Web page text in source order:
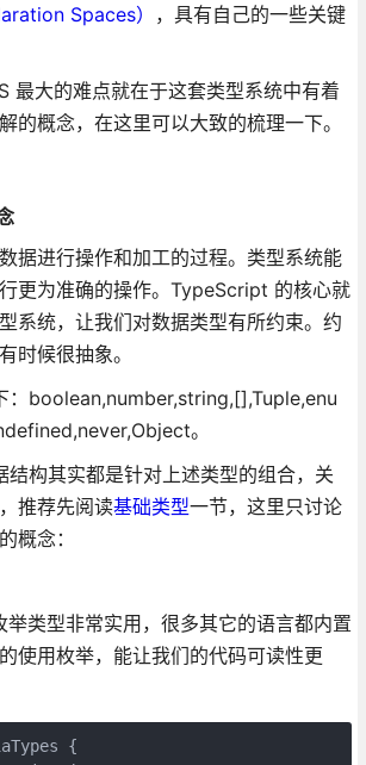
Spaces）
，具有自己的一些关键
最大的难点就在于这套类型系统中有着
的概念，在这里可以大致的梳理一下。
据进行操作和加工的过程。类型系统能
更为准确的操作。TypeScript 的核心就
系统，让我们对数据类型有所约束。约
时候很抽象。
：boolean,number,string,[],Tuple,enu
。
结构其实都是针对上述类型的组合，关
推荐先阅读基础类型一节，这里只讨论
概念：
类型非常实用，很多其它的语言都内置
使用枚举，能让我们的代码可读性更
{